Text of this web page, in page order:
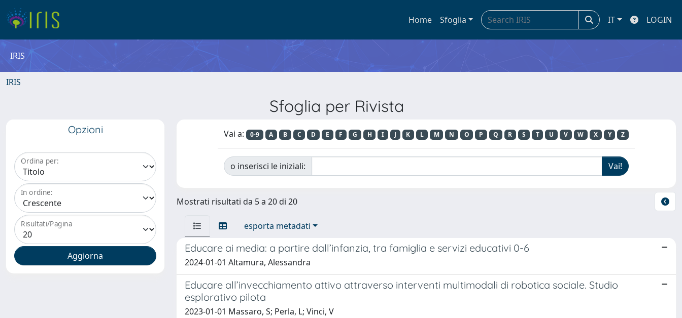
Home Sfoglia IT LOGIN
IRIS
IRIS
Sfoglia per Rivista
Opzioni
Ordina per:
In ordine:
Risultati/Pagina
Vai a: 0-9 A B C D E F G H I J K L M N O P Q R S T U V W X Y Z
o inserisci le iniziali:
Mostrati risultati da 5 a 20 di 20
esporta metadati
Educare ai media: a partire dall’infanzia, tra famiglia e servizi educativi 0-6
2024-01-01 Altamura, Alessandra
Educare all’invecchiamento attivo attraverso interventi multimodali di robotica sociale. Studio
esplorativo pilota
2023-01-01 Massaro, S; Perla, L; Vinci, V